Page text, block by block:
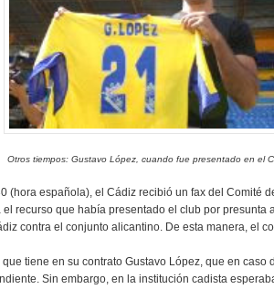
Otros tiempos: Gustavo López, cuando fue presentado en el
(hora española), el Cádiz recibió un fax del Comité
recurso que había presentado el club por
contra el conjunto alicantino. De esta manera, el
tiene en su contrato Gustavo López, que en
Sin embargo, en la institución cadista